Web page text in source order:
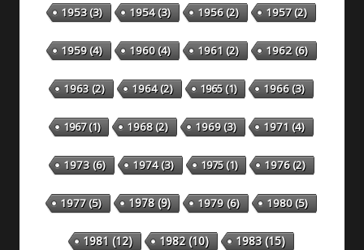
1953(3) 1954(3) 1956(2) 1957(2)
1959(4) 1960(4) 1961 (2) 1962(6)
1963(2) 1964(2) 1965(1) 1966(3)
1967(1) 1968(2) 1969(3) 1971 (4)
1973(6) 1974(3) 1975(1) 1976(2)
1977(5) 1978(9) 1979(6) 1980(5)
1981 (12) 1982(10) 1983(15)